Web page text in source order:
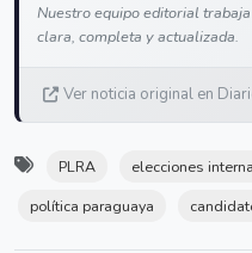
Nuestro equipo editorial
clara, completa y actualizada.
Ver noticia original en
PLRA elecciones
política paraguaya